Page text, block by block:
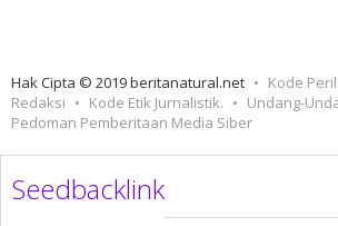
Hak Cipta © 2019 beritanatural.net
Kode
Redaksi
Kode Etik Jurnalistik.
Undang-
Pedoman Pemberitaan Media Siber
Seedbacklink